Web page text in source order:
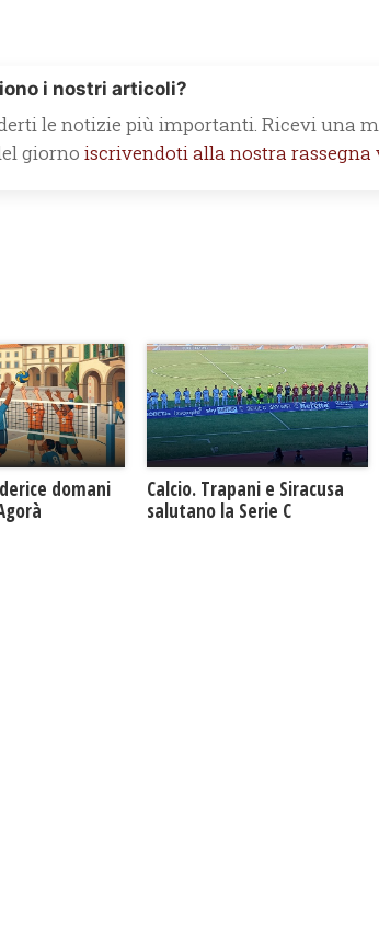
i nostri articoli?
le notizie più importanti. Ricevi una
giorno iscrivendoti alla nostra rassegna
domani
Calcio. Trapani e Siracusa
salutano la Serie C